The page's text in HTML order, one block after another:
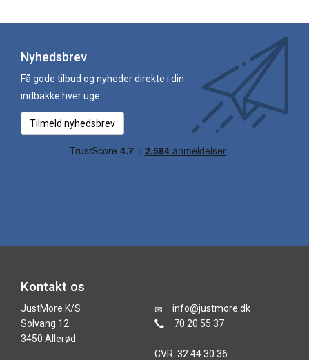
Nyhedsbrev
Få gode tilbud og nyheder direkte i din
indbakke hver uge.
Tilmeld nyhedsbrev
Kontakt os
JustMore K/S
Solvang 12
3450 Allerød
info@justmore.dk
70 20 55 37
CVR: 32 44 30 36